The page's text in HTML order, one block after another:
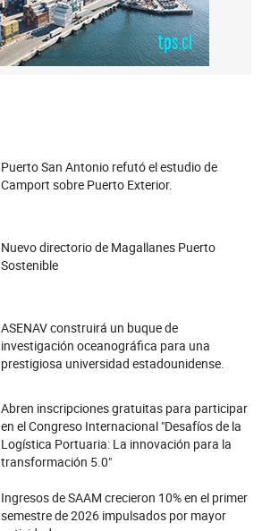
Puerto San Antonio refutó el estudio de
Camport sobre Puerto Exterior.
Nuevo directorio de Magallanes Puerto
Sostenible
ASENAV construirá un buque de
investigación oceanográfica para una
prestigiosa universidad estadounidense.
Abren inscripciones gratuitas para participar
en el Congreso Internacional "Desafíos de la
Logística Portuaria: La innovación para la
transformación 5.0"
Ingresos de SAAM crecieron 10% en el primer
semestre de 2026 impulsados por mayor